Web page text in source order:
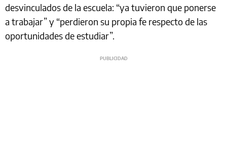
desvinculados de la escuela: “ya tuvieron que ponerse
a trabajar” y “perdieron su propia fe respecto de las
oportunidades de estudiar”.